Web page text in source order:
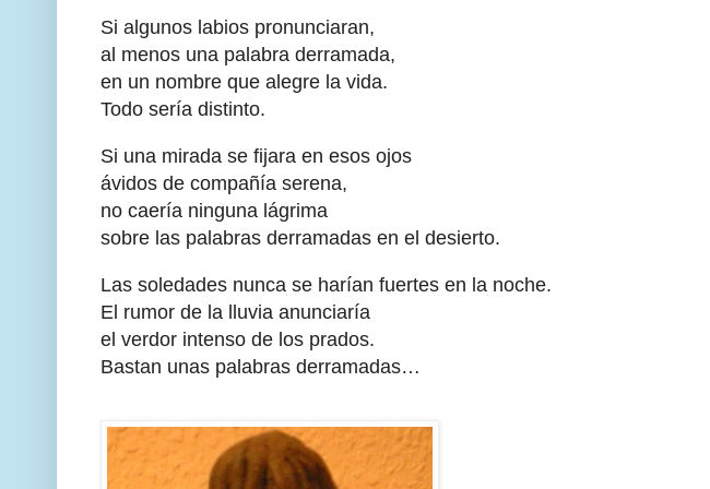
Si algunos labios pronunciaran,
al menos una palabra derramada,
en un nombre que alegre la vida.
Todo sería distinto.
Si una mirada se fijara en esos ojos
ávidos de compañía serena,
no caería ninguna lágrima
sobre las palabras derramadas en el desierto.
Las soledades nunca se harían fuertes en la noche.
El rumor de la lluvia anunciaría
el verdor intenso de los prados.
Bastan unas palabras derramadas…